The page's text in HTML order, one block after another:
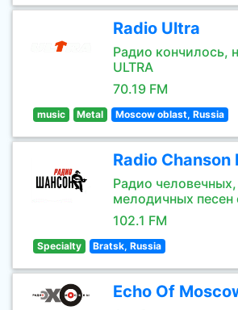
Radio Ultra
Радио кончилось,
ULTRA
70.19 FM
music Metal Moscow oblast, Russia
Radio Chanson
Радио
мелодичных песен
102.1 FM
Specialty Bratsk, Russia
Echo Of